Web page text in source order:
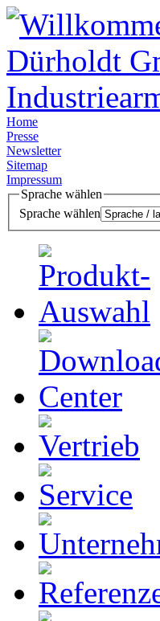
Home
Presse
Newsletter
Sitemap
Impressum
Sprache wählen
Sprache wählen